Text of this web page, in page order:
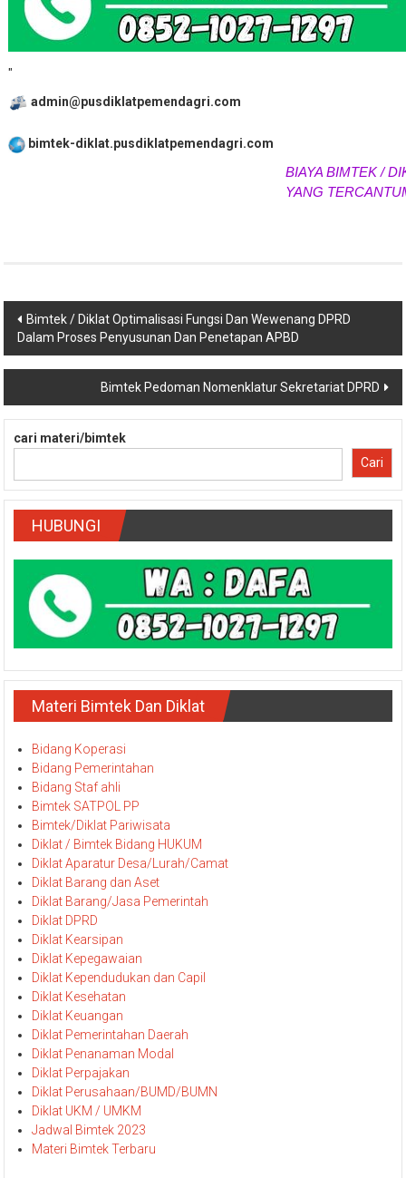
"
admin@pusdiklatpemendagri.com
bimtek-diklat.pusdiklatpemendagri.com
BIAYA BIMTEK /
YANG
Navigasi
pos
Bimtek / Diklat Optimalisasi Fungsi Dan Wewenang DPRD
Dalam Proses Penyusunan Dan Penetapan APBD
Bimtek Pedoman Nomenklatur Sekretariat DPRD
cari materi/bimtek
Cari
HUBUNGI
Materi Bimtek Dan Diklat
Bidang Koperasi
Bidang Pemerintahan
Bidang Staf ahli
Bimtek SATPOL PP
Bimtek/Diklat Pariwisata
Diklat / Bimtek Bidang HUKUM
Diklat Aparatur Desa/Lurah/Camat
Diklat Barang dan Aset
Diklat Barang/Jasa Pemerintah
Diklat DPRD
Diklat Kearsipan
Diklat Kepegawaian
Diklat Kependudukan dan Capil
Diklat Kesehatan
Diklat Keuangan
Diklat Pemerintahan Daerah
Diklat Penanaman Modal
Diklat Perpajakan
Diklat Perusahaan/BUMD/BUMN
Diklat UKM / UMKM
Jadwal Bimtek 2023
Materi Bimtek Terbaru